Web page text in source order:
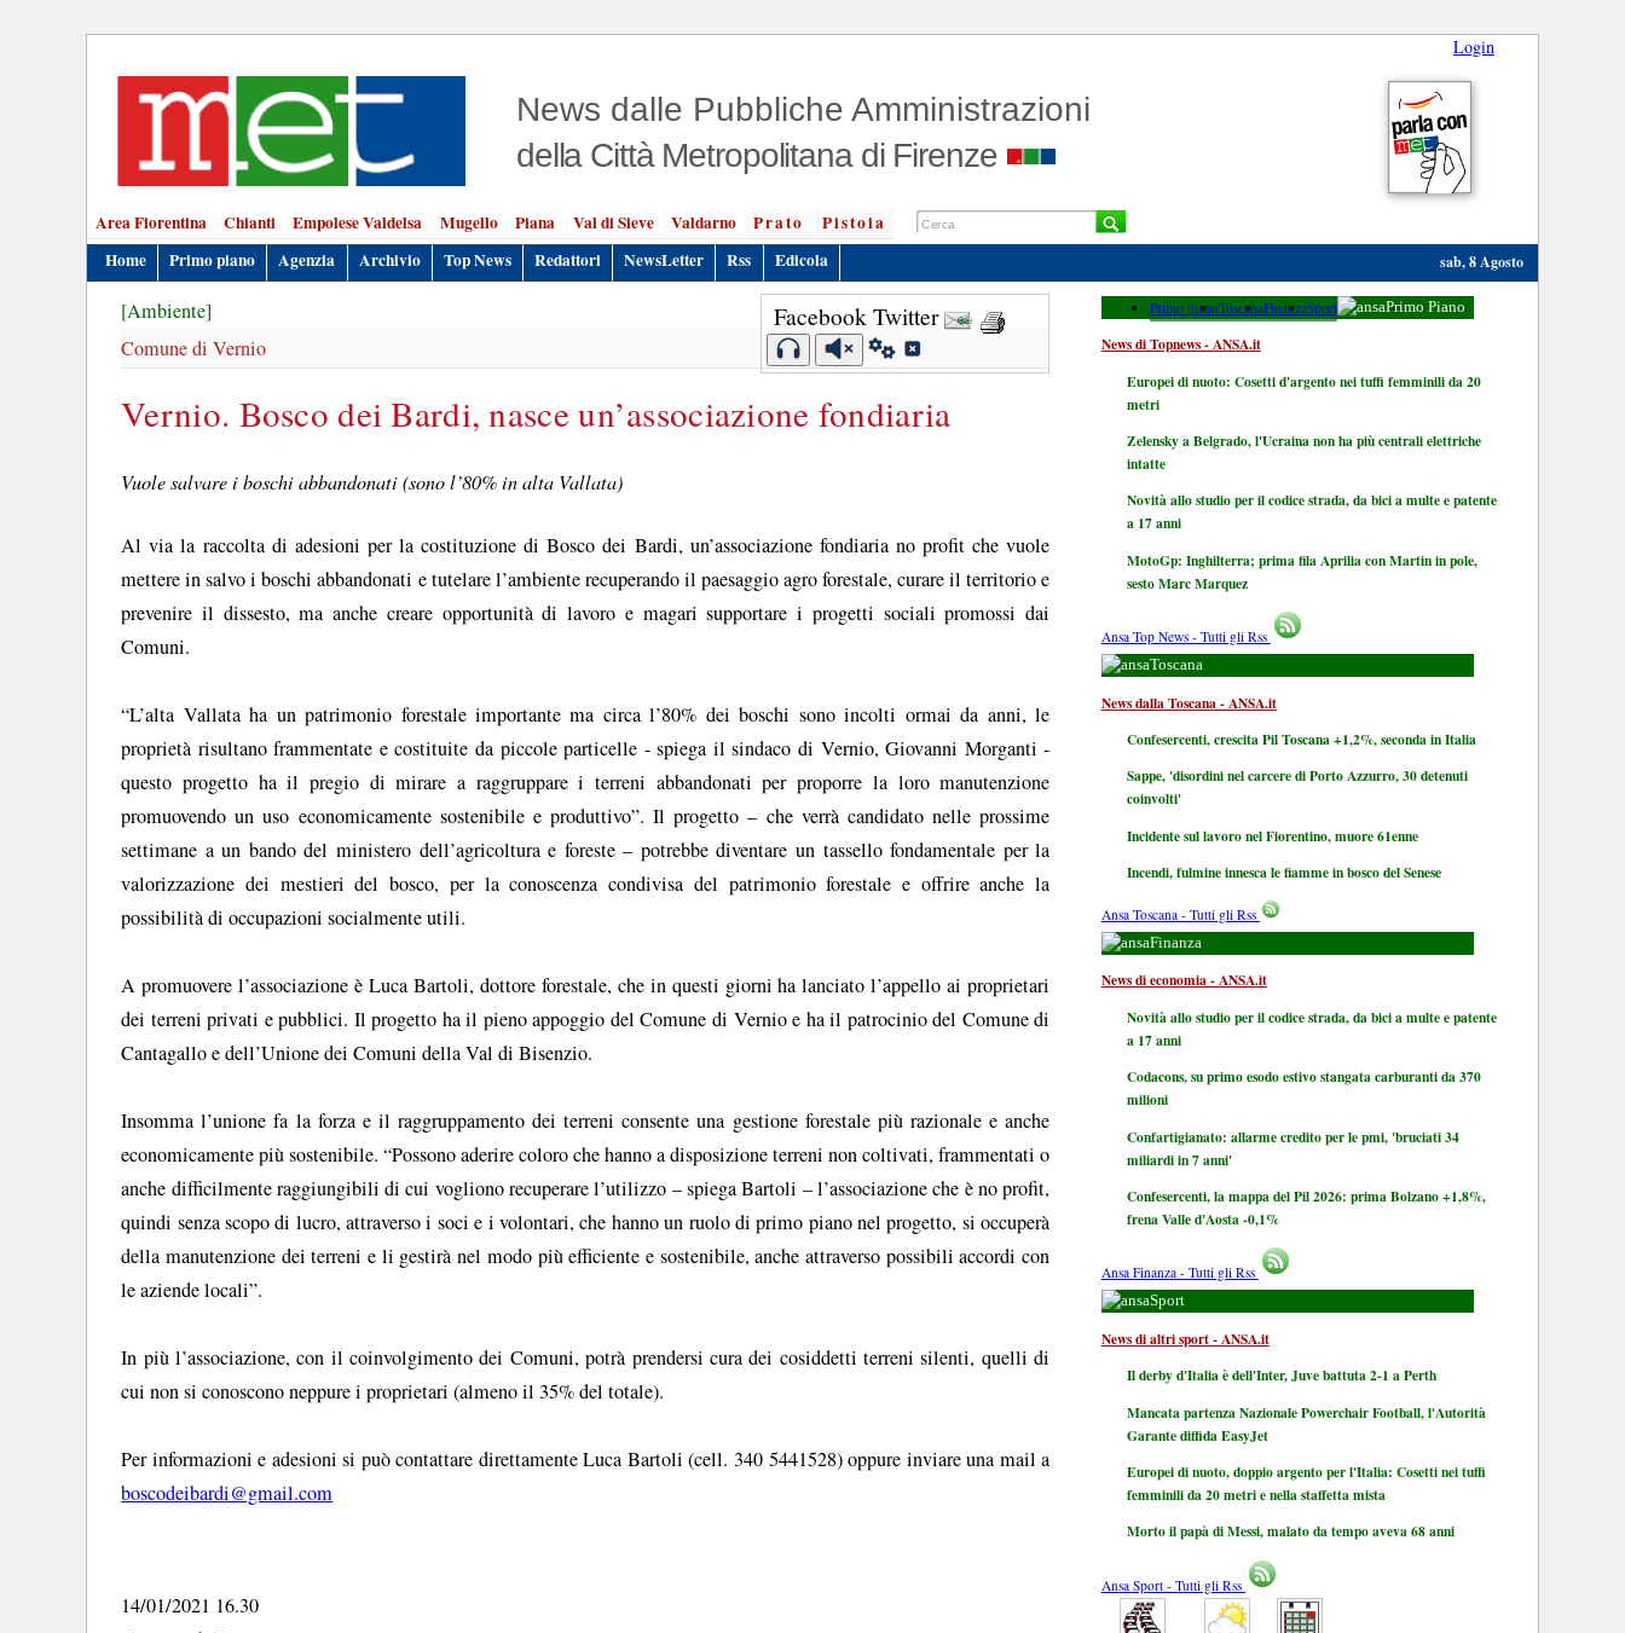
Login
News dalle Pubbliche Amministrazioni
della Città Metropolitana di Firenze
Area Fiorentina Chianti Empolese Valdelsa Mugello Piana Val di Sieve Valdarno Prato
Pistoia
Home
Primo piano Agenzia Archivio Top News Redattori NewsLetter Rss Edicola sab, 8 Agosto
Facebook Twitter
[Ambiente]
Comune di Vernio
Vernio. Bosco dei Bardi, nasce un’associazione fondiaria
Vuole salvare i boschi abbandonati (sono l’80% in alta Vallata)
Al via la raccolta di adesioni per la costituzione di Bosco dei Bardi, un’associazione fondiaria no profit che vuole
mettere in salvo i boschi abbandonati e tutelare l’ambiente recuperando il paesaggio agro forestale, curare il territorio e
prevenire il dissesto, ma anche creare opportunità di lavoro e magari supportare i progetti sociali promossi dai
Comuni.
“L’alta Vallata ha un patrimonio forestale importante ma circa l’80% dei boschi sono incolti ormai da anni, le
proprietà risultano frammentate e costituite da piccole particelle - spiega il sindaco di Vernio, Giovanni Morganti -
questo progetto ha il pregio di mirare a raggruppare i terreni abbandonati per proporre la loro manutenzione
promuovendo un uso economicamente sostenibile e produttivo”. Il progetto – che verrà candidato nelle prossime
settimane a un bando del ministero dell’agricoltura e foreste – potrebbe diventare un tassello fondamentale per la
valorizzazione dei mestieri del bosco, per la conoscenza condivisa del patrimonio forestale e offrire anche la
possibilità di occupazioni socialmente utili.
A promuovere l’associazione è Luca Bartoli, dottore forestale, che in questi giorni ha lanciato l’appello ai proprietari
dei terreni privati e pubblici. Il progetto ha il pieno appoggio del Comune di Vernio e ha il patrocinio del Comune di
Cantagallo e dell’Unione dei Comuni della Val di Bisenzio.
Insomma l’unione fa la forza e il raggruppamento dei terreni consente una gestione forestale più razionale e anche
economicamente più sostenibile. “Possono aderire coloro che hanno a disposizione terreni non coltivati, frammentati o
anche difficilmente raggiungibili di cui vogliono recuperare l’utilizzo – spiega Bartoli – l’associazione che è no profit,
quindi senza scopo di lucro, attraverso i soci e i volontari, che hanno un ruolo di primo piano nel progetto, si occuperà
della manutenzione dei terreni e li gestirà nel modo più efficiente e sostenibile, anche attraverso possibili accordi con
le aziende locali”.
In più l’associazione, con il coinvolgimento dei Comuni, potrà prendersi cura dei cosiddetti terreni silenti, quelli di
cui non si conoscono neppure i proprietari (almeno il 35% del totale).
Per informazioni e adesioni si può contattare direttamente Luca Bartoli (cell. 340 5441528) oppure inviare una mail a
boscodeibardi@gmail.com
14/01/2021 16.30
Primo pianoToscanaFinanzaSport Primo Piano
News di Topnews - ANSA.it
Europei di nuoto: Cosetti d'argento nei tuffi femminili da 20
metri
Zelensky a Belgrado, l'Ucraina non ha più centrali elettriche
intatte
Novità allo studio per il codice strada, da bici a multe e patente
a 17 anni
MotoGp: Inghilterra; prima fila Aprilia con Martin in pole,
sesto Marc Marquez
Ansa Top News - Tutti gli Rss
Toscana
News dalla Toscana - ANSA.it
Confesercenti, crescita Pil Toscana +1,2%, seconda in Italia
Sappe, 'disordini nel carcere di Porto Azzurro, 30 detenuti
coinvolti'
Incidente sul lavoro nel Fiorentino, muore 61enne
Incendi, fulmine innesca le fiamme in bosco del Senese
Ansa Toscana - Tutti gli Rss
Finanza
News di economia - ANSA.it
Novità allo studio per il codice strada, da bici a multe e patente
a 17 anni
Codacons, su primo esodo estivo stangata carburanti da 370
milioni
Confartigianato: allarme credito per le pmi, 'bruciati 34
miliardi in 7 anni'
Confesercenti, la mappa del Pil 2026: prima Bolzano +1,8%,
frena Valle d'Aosta -0,1%
Ansa Finanza - Tutti gli Rss
Sport
News di altri sport - ANSA.it
Il derby d'Italia è dell'Inter, Juve battuta 2-1 a Perth
Mancata partenza Nazionale Powerchair Football, l'Autorità
Garante diffida EasyJet
Europei di nuoto, doppio argento per l'Italia: Cosetti nei tuffi
femminili da 20 metri e nella staffetta mista
Morto il papà di Messi, malato da tempo aveva 68 anni
Ansa Sport - Tutti gli Rss